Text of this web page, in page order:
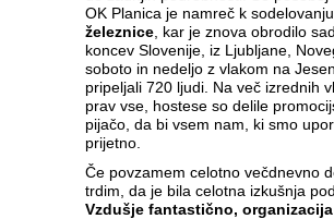
OK Planica je namreč k
železnice, kar je znova obrodilo
koncev Slovenije, iz Ljubljane,
soboto in nedeljo z vlakom na
pripeljali 720 ljudi. Na več izrednih
prav vse, hostese so delile
pijačo, da bi vsem nam, ki smo
prijetno.
Če povzamem celotno večdnevno
trdim, da je bila celotna izkušnja
Vzdušje fantastično,